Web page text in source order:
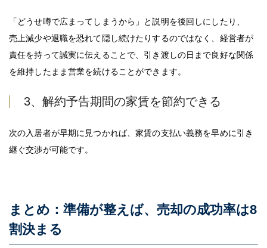
「どうせ噂で広まってしまうから」と説明を後回しにしたり、
売上減少や退職を恐れて隠し続けたりするのではなく、経営者が
責任を持って誠実に伝えることで、引き渡しの日まで良好な関係
を維持したまま営業を続けることができます。
3、解約予告期間の家賃を節約できる
次の入居者が早期に見つかれば、家賃の支払い義務を早めに引き
継ぐ交渉が可能です。
まとめ：準備が整えば、売却の成功率は8
割決まる